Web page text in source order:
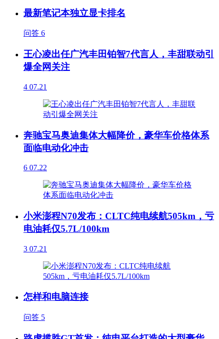
最新笔记本独立显卡排名
问答 6
王心凌出任广汽丰田铂智7代言人，丰甜联动引
爆全网关注
4 07.21
奔驰宝马奥迪集体大幅降价，豪华车价格体系
面临电动化冲击
6 07.22
小米澎程N70发布：CLTC纯电续航505km，亏
电油耗仅5.7L/100km
3 07.21
怎样和电脑连接
问答 5